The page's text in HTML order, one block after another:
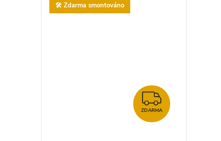
🛠️ Zdarma smontováno
ZDARMA
ZDARMA